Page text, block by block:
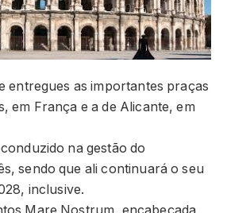
entregues as importantes praças
em França e a de Alicante, em
na gestão do
sendo que ali continuará o seu
inclusive.
Mare Nostrum, encabeçada